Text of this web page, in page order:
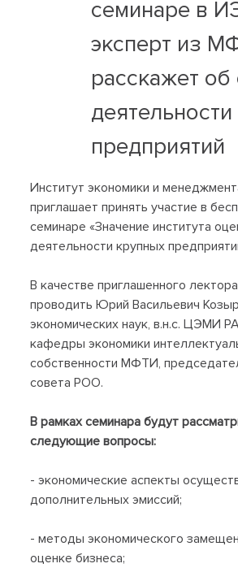
семинаре в
эксперт из
расскажет
деятельности
предприятий
Институт экономики и
приглашает принять участие в
семинаре «Значение института
деятельности крупных
В качестве приглашенного
проводить Юрий Васильевич
экономических наук, в.н.с. ЦЭМИ
кафедры экономики
собственности МФТИ,
совета РОО.
В рамках семинара будут
следующие вопросы:
- экономические аспекты
дополнительных эмиссий;
- методы экономического
оценке бизнеса;